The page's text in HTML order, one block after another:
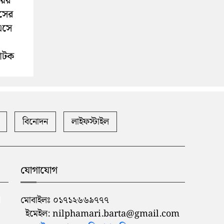
বিনোদন লাইফস্টাইল
যোগাযোগ
মোবাইলঃ ০১৭১২৬৬৯৭৭৭
ইমেইল: nilphamari.barta@gmail.com